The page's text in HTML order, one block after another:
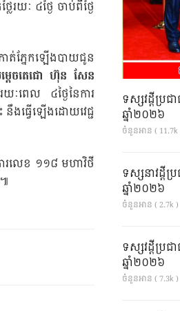
យៈ ៤ថ្ងៃ ចាប់ពីថ្ងៃ
ត់ភ្នែកឡើងបាយជូន
តេចតេជោ ហ៊ុន សែន
ៈពេល ៤ថ្ងៃនៃការ
ងធ្វើឡើងដោយវេជ្ជ
រលេខ ១១៨ មហាវិថី
ទស្សវដ្តីប្រ
ឆ្នាំ២០២៦
ចំនួនអាន ( 11.7k
ទស្សនាវដ្ដី
ឆ្នាំ២០២៦
ចំនួនអាន ( 2.7k )
ទស្សវដ្តីប្រ
ឆ្នាំ២០២៦
ចំនួនអាន ( 7.3k )